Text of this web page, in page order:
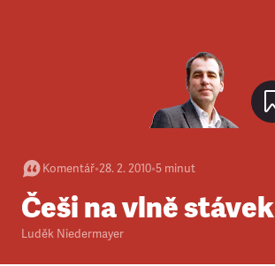
Komentář•28. 2. 2010•5 minut
Češi na vlně stávek
Luděk Niedermayer